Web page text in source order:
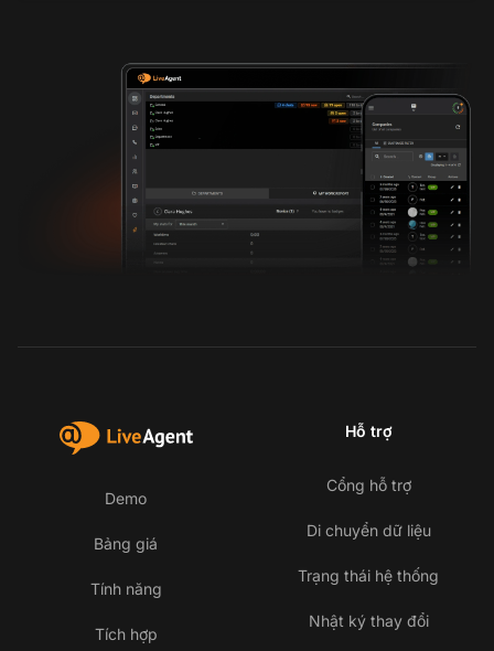
Demo
Bảng giá
Tính năng
Tích hợp
Hỗ trợ
Cổng hỗ trợ
Di chuyển dữ liệu
Trạng thái hệ thống
Nhật ký thay đổi